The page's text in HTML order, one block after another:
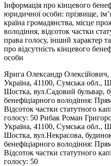
Інформація про кінцевого
юридичної особи: прізвище,
країна громадянства, місце
володіння, відсоток частки
права голосу, інший характер
про відсутність кінцевого
особи
Ярига Олександр Олексійович,
Україна, 41100, Сумська обл.,
Шостка, вул.Садовий бульвар,
бенефіціарного володіння:
Відсоток частки статутного
голосу: 50 Рибак Роман
Україна, 41100, Сумська обл.,
Шостка, вул.Некрасова,
бенефіціарного володіння:
Відсоток частки статутного
голосу: 50